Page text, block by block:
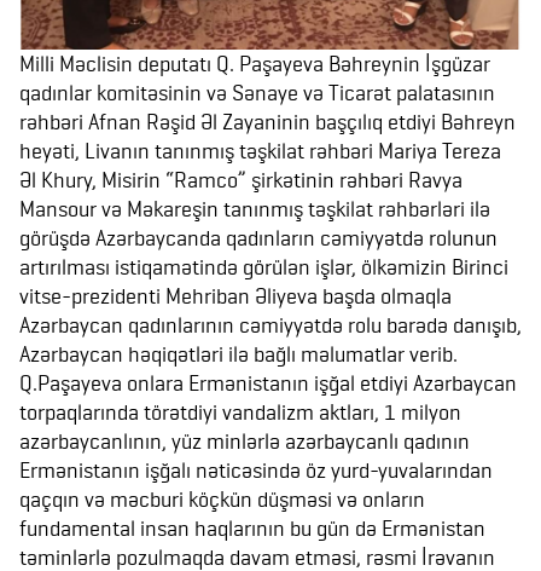
Milli Məclisin deputatı Q. Paşayeva Bəhreynin İşgüzar
qadınlar komitəsinin və Sənaye və Ticarət palatasının
rəhbəri Afnan Rəşid Əl Zayaninin başçılıq etdiyi Bəhreyn
heyəti, Livanın tanınmış təşkilat rəhbəri Mariya Tereza
Əl Khury, Misirin “Ramco” şirkətinin rəhbəri Ravya
Mansour və Məkareşin tanınmış təşkilat rəhbərləri ilə
görüşdə Azərbaycanda qadınların cəmiyyətdə rolunun
artırılması istiqamətində görülən işlər, ölkəmizin Birinci
vitse-prezidenti Mehriban Əliyeva başda olmaqla
Azərbaycan qadınlarının cəmiyyətdə rolu barədə danışıb,
Azərbaycan həqiqətləri ilə bağlı məlumatlar verib.
Q.Paşayeva onlara Ermənistanın işğal etdiyi Azərbaycan
torpaqlarında törətdiyi vandalizm aktları, 1 milyon
azərbaycanlının, yüz minlərlə azərbaycanlı qadının
Ermənistanın işğalı nəticəsində öz yurd-yuvalarından
qaçqın və məcburi köçkün düşməsi və onların
fundamental insan haqlarının bu gün də Ermənistan
təminlərlə pozulmaqda davam etməsi, rəsmi İrəvanın